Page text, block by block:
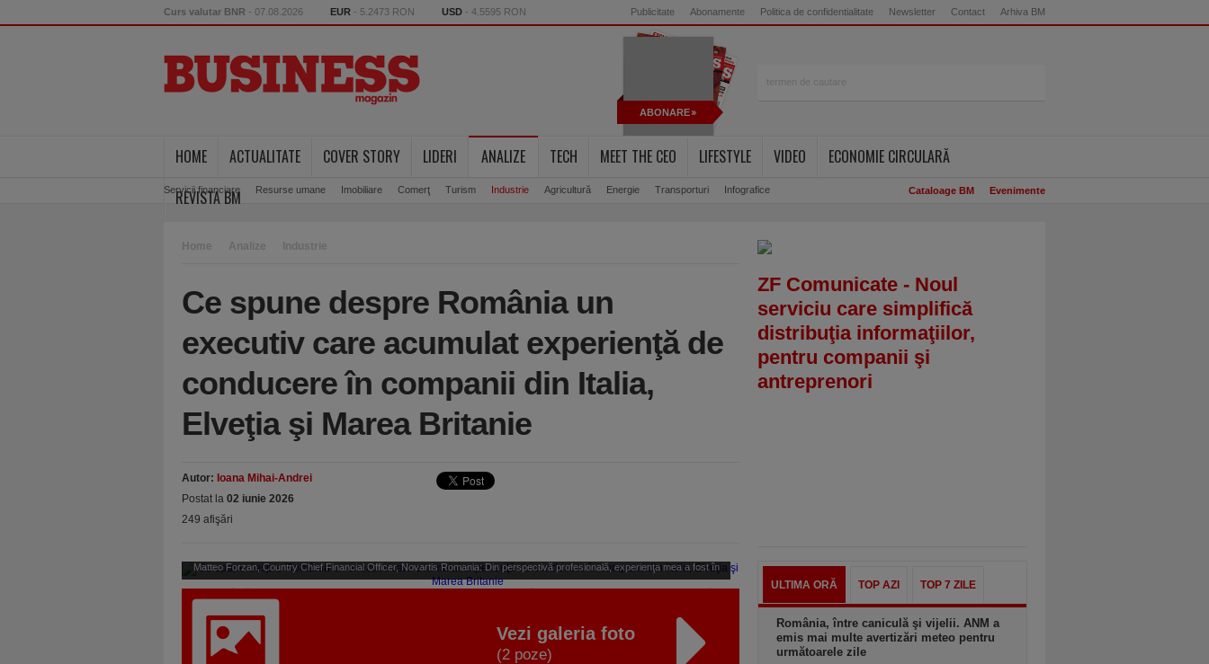
Curs valutar BNR - 07.08.2026 EUR - 5.2473 RON USD - 4.5595 RON Publicitate Abonamente Politica de confidentialitate Newsletter Contact Arhiva BM
ABONARE
HOME ACTUALITATE COVER STORY LIDERI ANALIZE
Servicii financiare Resurse umane Imobiliare Comerţ Turism Industrie Agricultură Energie Transporturi Infografice
TECH MEET THE CEO LIFESTYLE VIDEO
ECONOMIE CIRCULARĂ
REVISTA BM
Cataloage BM Evenimente
Home Analize Industrie
Ce spune despre România un
executiv care acumulat experienţă de
conducere în companii din Italia,
Elveţia şi Marea Britanie
Autor: Ioana Mihai-Andrei
Postat la 02 iunie 2026
249 afişări
Matteo Forzan, Country Chief Financial Officer, Novartis Romania: Din perspectivă profesională, experienţa mea a fost în
principal în ţări precum Elveţia şi Marea Britanie, iar prin comparaţie, observ că aici oamenii au adesea o pasiune vizibilă -
şi opinii mai ferme - în discuţii. Pentru mine, această energie este un adevărat punct forte: arată implicare, grijă şi dorinţa
autentică de a face lucrurile mai bine.Vezi galeria foto
(2 poze)
ZF Comunicate - Noul
serviciu care simplifică
distribuţia informaţiilor,
pentru companii şi
antreprenori
ULTIMA ORĂ TOP AZI TOP 7 ZILE
România, între caniculă şi vijelii. ANM a
emis mai multe avertizări meteo pentru
următoarele zile